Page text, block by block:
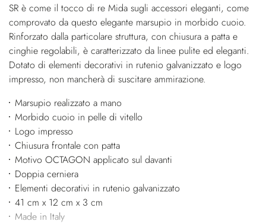
SR è come il tocco di re Mida sugli accessori eleganti, come
comprovato da questo elegante marsupio in morbido cuoio.
Rinforzato dalla particolare struttura, con chiusura a patta e
cinghie regolabili, è caratterizzato da linee pulite ed eleganti.
Dotato di elementi decorativi in rutenio galvanizzato e logo
impresso, non mancherà di suscitare ammirazione.
Marsupio realizzato a mano
Morbido cuoio in pelle di vitello
Logo impresso
Chiusura frontale con patta
Motivo OCTAGON applicato sul davanti
Doppia cerniera
Elementi decorativi in rutenio galvanizzato
41 cm x 12 cm x 3 cm
Made in Italy